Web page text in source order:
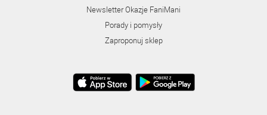
Newsletter Okazje FaniMani
Porady i pomysły
Zaproponuj sklep